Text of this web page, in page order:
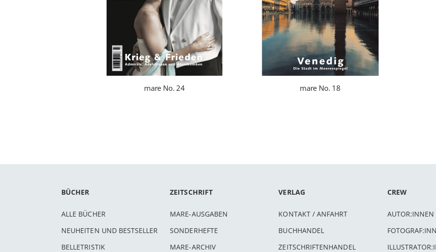
mare No. 24 mare No. 18
BÜCHER
ALLE BÜCHER
NEUHEITEN UND BESTSELLER
BELLETRISTIK
ZEITSCHRIFT
MARE-AUSGABEN
SONDERHEFTE
MARE-ARCHIV
VERLAG
KONTAKT / ANFAHRT
BUCHHANDEL
ZEITSCHRIFTENHANDEL
CREW
AUTOR:INNEN